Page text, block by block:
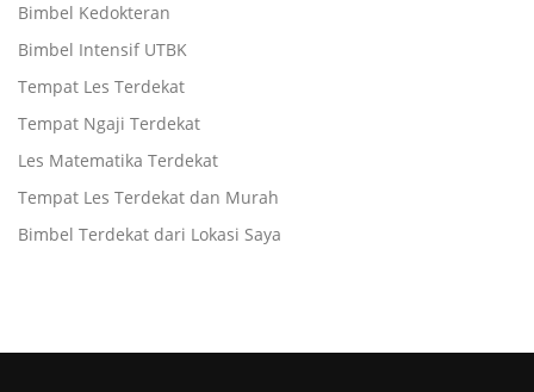
Bimbel Kedokteran
Bimbel Intensif UTBK
Tempat Les Terdekat
Tempat Ngaji Terdekat
Les Matematika Terdekat
Tempat Les Terdekat dan Murah
Bimbel Terdekat dari Lokasi Saya